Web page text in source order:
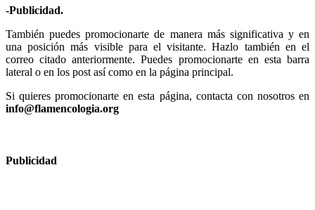
-Publicidad.
También puedes promocionarte de manera más significativa y en
una posición más visible para el visitante. Hazlo también en el
correo citado anteriormente. Puedes promocionarte en esta barra
lateral o en los post así como en la página principal.
Si quieres promocionarte en esta página, contacta con nosotros en
info@flamencologia.org
Publicidad